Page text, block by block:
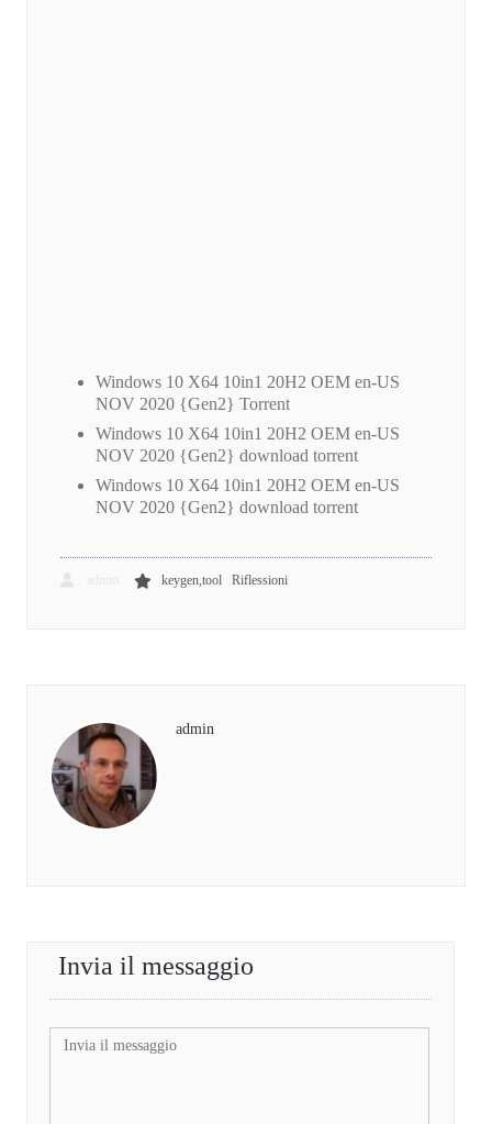
Windows 10 X64 10in1 20H2 OEM en-US
NOV 2020 {Gen2} Torrent
Windows 10 X64 10in1 20H2 OEM en-US
NOV 2020 {Gen2} download torrent
Windows 10 X64 10in1 20H2 OEM en-US
NOV 2020 {Gen2} download torrent
keygen,tool Riflessioni
admin
Invia il messaggio